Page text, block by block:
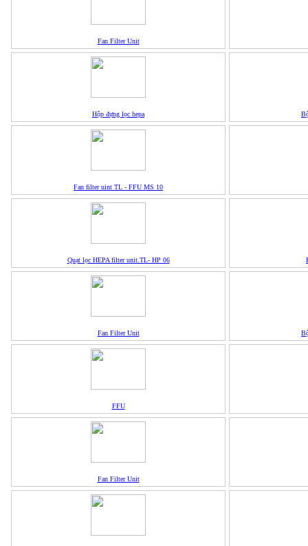
Fan Filter Unit
Hộp đựng lọc hepa
Fan filter uint TL - FFU MS 10
Quạt lọc HEPA filter unit.TL- HP 06
Fan Filter Unit
FFU
Fan Filter Unit